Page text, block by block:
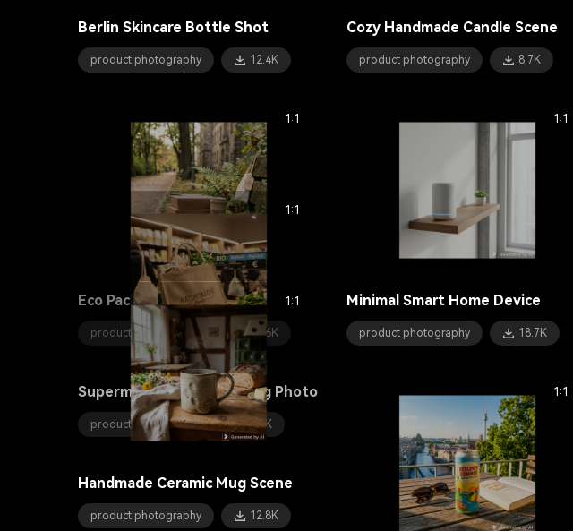
Berlin Skincare Bottle Shot
product photography 12.4K
Cozy Handmade Candle Scene
product photography 8.7K
1:1
Eco Packaging Park Shot
product photography 13.6K
1:1
Minimal Smart Home Device
product photography 18.7K
1:1
Supermarket Shopping Bag Photo
product photography 6.8K
1:1
Handmade Ceramic Mug Scene
product photography 12.8K
1:1